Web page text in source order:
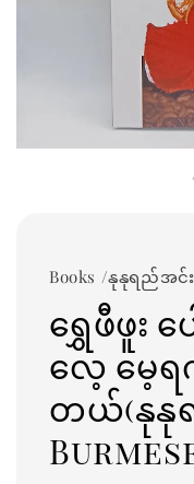
Books /နုနုရည်အင်
ရွှေဖီဖူး
လေ့ မေ့
တယ်(နုနု